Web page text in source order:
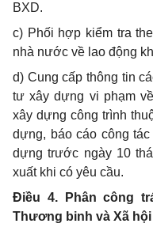
BXD.
c) Phối hợp kiểm tra
nhà nước về lao động
d) Cung cấp thông tin
tư xây dựng vi phạm
xây dựng công trình
dựng, báo cáo công
dựng trước ngày 10
xuất khi có yêu cầu.
Điều 4. Phân công
Thương binh và Xã hội